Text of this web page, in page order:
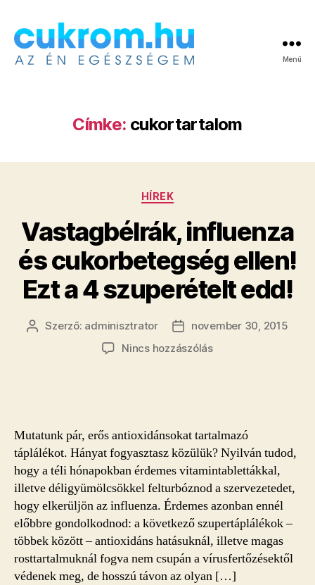
Menü
Címke: cukortartalom
Kategóriák
HÍREK
Vastagbélrák, influenza
és cukorbetegség ellen!
Ezt a 4 szuperételt edd!
Bejegyzés
Szerző: adminisztrator
Bejegyzés
dátuma
november 30, 2015
Nincs hozzászólása(z)
Ezt
a
4
szuperételt
edd!
bejegyzéshez
Mutatunk pár, erős antioxidánsokat tartalmazó
táplálékot. Hányat fogyasztasz közülük? Nyilván tudod,
hogy a téli hónapokban érdemes vitamintablettákkal,
illetve déligyümölcsökkel felturbóznod a szervezetedet,
hogy elkerüljön az influenza. Érdemes azonban ennél
előbbre gondolkodnod: a következő szupertáplálékok –
többek között – antioxidáns hatásuknál, illetve magas
rosttartalmuknál fogva nem csupán a vírusfertőzésektől
védenek meg, de hosszú távon az olyan […]